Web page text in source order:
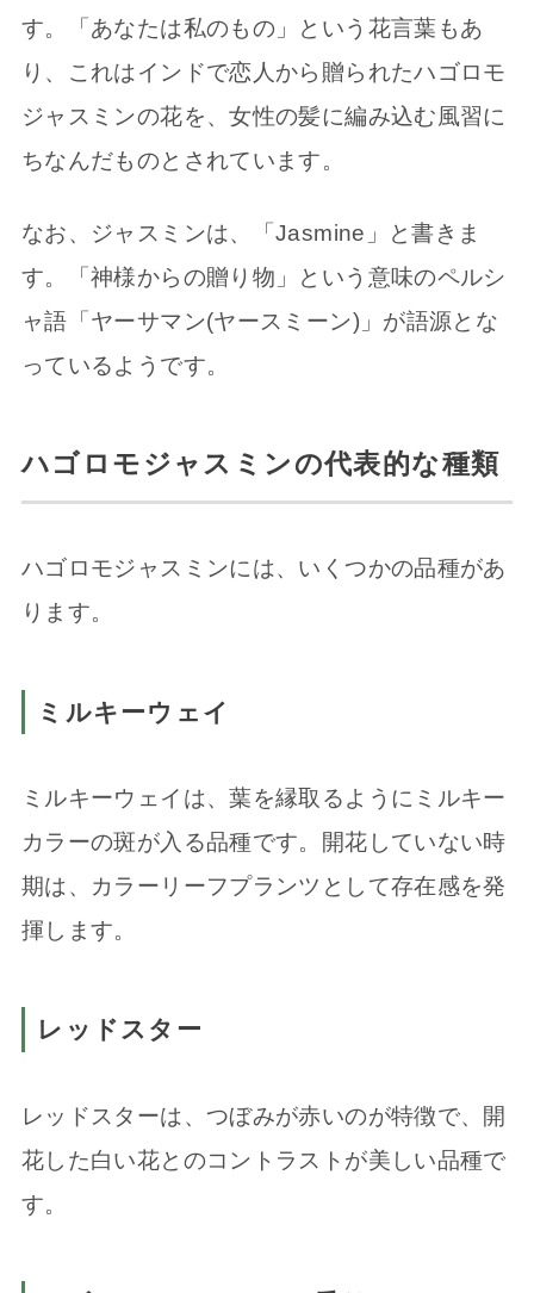
す。「あなたは私のもの」という花言葉もあ
り、これはインドで恋人から贈られたハゴロモ
ジャスミンの花を、女性の髪に編み込む風習に
ちなんだものとされています。
なお、ジャスミンは、「Jasmine」と書きま
す。「神様からの贈り物」という意味のペルシ
ャ語「ヤーサマン(ヤースミーン)」が語源とな
っているようです。
ハゴロモジャスミンの代表的な種類
ハゴロモジャスミンには、いくつかの品種があ
ります。
ミルキーウェイ
ミルキーウェイは、葉を縁取るようにミルキー
カラーの斑が入る品種です。開花していない時
期は、カラーリーフプランツとして存在感を発
揮します。
レッドスター
レッドスターは、つぼみが赤いのが特徴で、開
花した白い花とのコントラストが美しい品種で
す。